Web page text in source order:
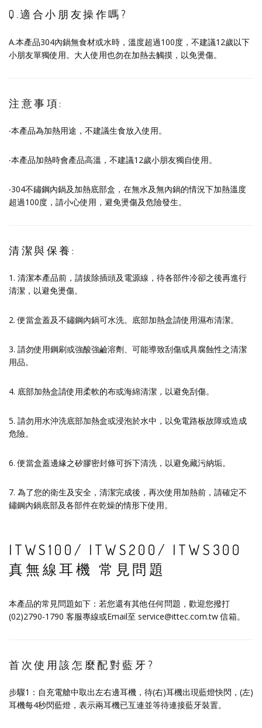
Q.適合小朋友操作嗎?
A.本產品304內鍋無食材或水時，溫度超過100度，不建議12歲以下
小朋友單獨使用。大人使用也勿在加熱去觸摸，以免燙傷。
注意事項:
‧本產品為加熱用途，不建議生食放入使用。
‧本產品加熱時會產品高溫，不建議12歲小朋友獨自使用。
‧304不鏽鋼內鍋及加熱底部盒，在無水及無內鍋的情況下加熱溫度
超過100度，請小心使用，避免燙傷及危險發生。
清潔與保養:
1. 清潔本產品前，請拔除插頭及電源線，待各部件冷卻之後再進行
清潔，以避免燙傷。
2. 便當盒蓋及不鏽鋼內鍋可水洗。底部加熱盒請使用濕布清潔。
3. 請勿使用鋼刷或強酸強鹼溶劑、可能導致刮傷或具腐蝕性之清潔
用品。
4. 底部加熱盒請使用柔軟的布或海綿清潔，以避免刮傷。
5. 請勿用水沖洗底部加熱盒或浸泡於水中，以免電路板故障或造成
危險。
6. 便當盒蓋邊緣之矽膠密封條可拆下清洗，以避免藏污納垢。
7. 為了您的衛生及安全，清潔完成後，再次使用加熱前，請確定不
鏽鋼內鍋底部及各部件在乾燥的情形下使用。
ITWS100/ ITWS200/ ITWS300
真無線耳機 常見問題
本產品的常見問題如下：若您還有其他任何問題，歡迎您撥打
(02)2790-1790 客服專線或Email至 service@ittec.com.tw 信箱。
首次使用該怎麼配對藍牙?
步驟1：自充電艙中取出左右邊耳機，待(右)耳機出現藍燈快閃，(左)
耳機每4秒閃藍燈，表示兩耳機已互連並等待連接藍牙裝置。